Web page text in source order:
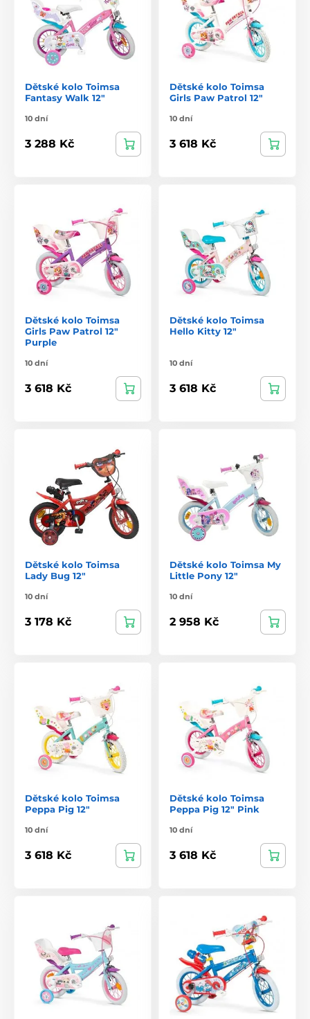
Dětské kolo Toimsa
Fantasy Walk 12"
10 dní
3 288 Kč
Dětské kolo Toimsa
Girls Paw Patrol 12"
10 dní
3 618 Kč
Dětské kolo Toimsa
Girls Paw Patrol 12"
Purple
10 dní
3 618 Kč
Dětské kolo Toimsa
Hello Kitty 12"
10 dní
3 618 Kč
Dětské kolo Toimsa
Lady Bug 12"
10 dní
3 178 Kč
Dětské kolo Toimsa My
Little Pony 12"
10 dní
2 958 Kč
Dětské kolo Toimsa
Peppa Pig 12"
10 dní
3 618 Kč
Dětské kolo Toimsa
Peppa Pig 12" Pink
10 dní
3 618 Kč